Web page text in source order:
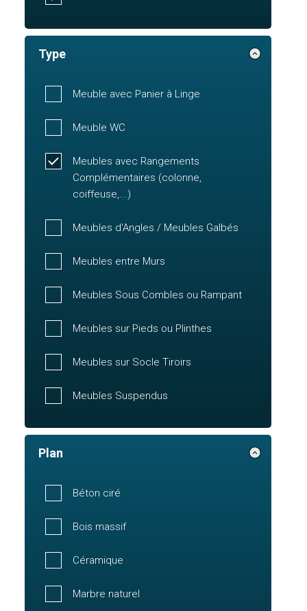
Type
Meuble avec Panier à Linge
Meuble WC
Meubles avec Rangements
Complémentaires (colonne,
coiffeuse,...)
Meubles d'Angles / Meubles Galbés
Meubles entre Murs
Meubles Sous Combles ou Rampant
Meubles sur Pieds ou Plinthes
Meubles sur Socle Tiroirs
Meubles Suspendus
Plan
Béton ciré
Bois massif
Céramique
Marbre naturel